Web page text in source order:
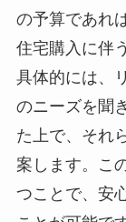
の予算であれ
住宅購入に伴
具体的には、
のニーズを聞
た上で、それ
案します。こ
つことで、安